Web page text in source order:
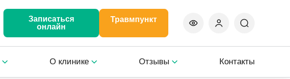
Записаться
онлайн
Травмпункт
О клинике Отзывы Контакты